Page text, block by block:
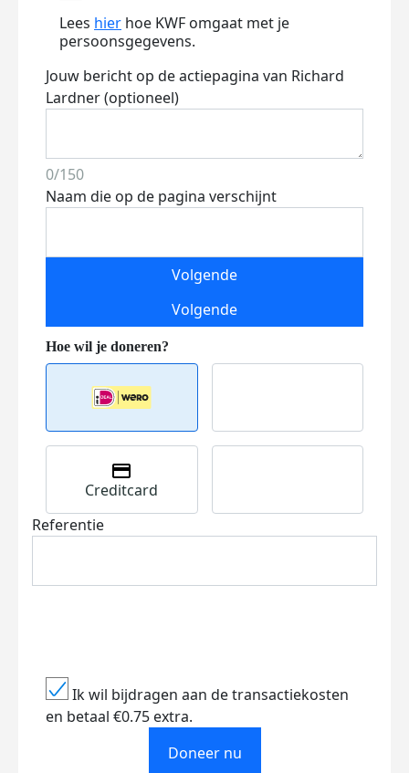
Lees hier hoe KWF omgaat met je
persoonsgegevens.
Jouw bericht op de actiepagina van Richard
Lardner (optioneel)
0/150
Naam die op de pagina verschijnt
Volgende
Volgende
Creditcard
Referentie
Ik wil bijdragen aan de transactiekosten
en betaal €0.75 extra.
Doneer nu